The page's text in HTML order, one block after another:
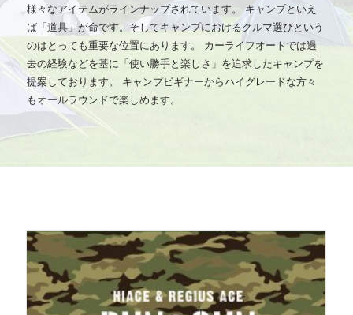
様々なアイテムがラインナップされています。 キャンプといえ
ば「道具」が命です。そしてキャンプにおけるクルマ選びという
のはとっても重要な位置にあります。 カーライフオートでは過
去の経験などを基に「使い勝手と楽しさ」を追求したキャンプを
提案しております。 キャンプビギナーからハイグレードな方々
もオールラウンドで楽しめます。